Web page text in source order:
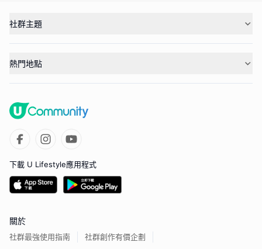
社群主題
熱門地點
下載 U Lifestyle應用程式
關於
社群最強使用指南
社群創作有價企劃